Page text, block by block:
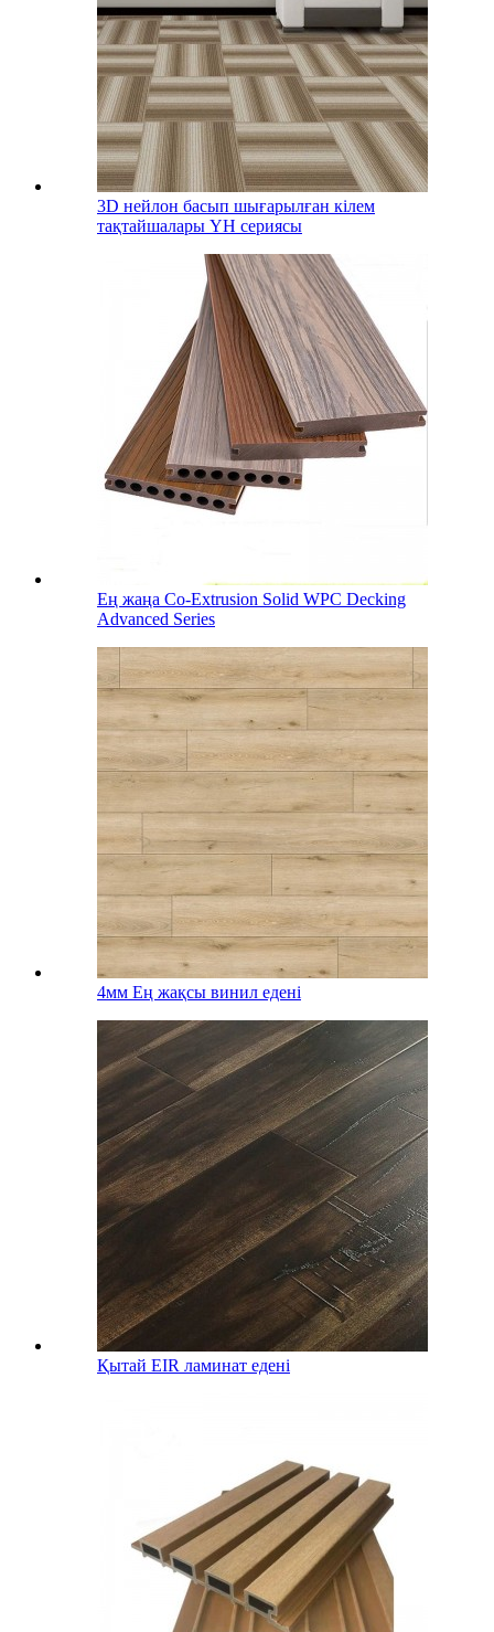
3D нейлон басып шығарылған кілем
тақтайшалары YH сериясы
Ең жаңа Co-Extrusion Solid WPC Decking
Advanced Series
4мм Ең жақсы винил едені
Қытай EIR ламинат едені